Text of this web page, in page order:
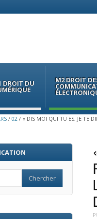
DROIT DU M2 DROIT
/ 02 / « DIS MOI QUI TU ES, JE TE